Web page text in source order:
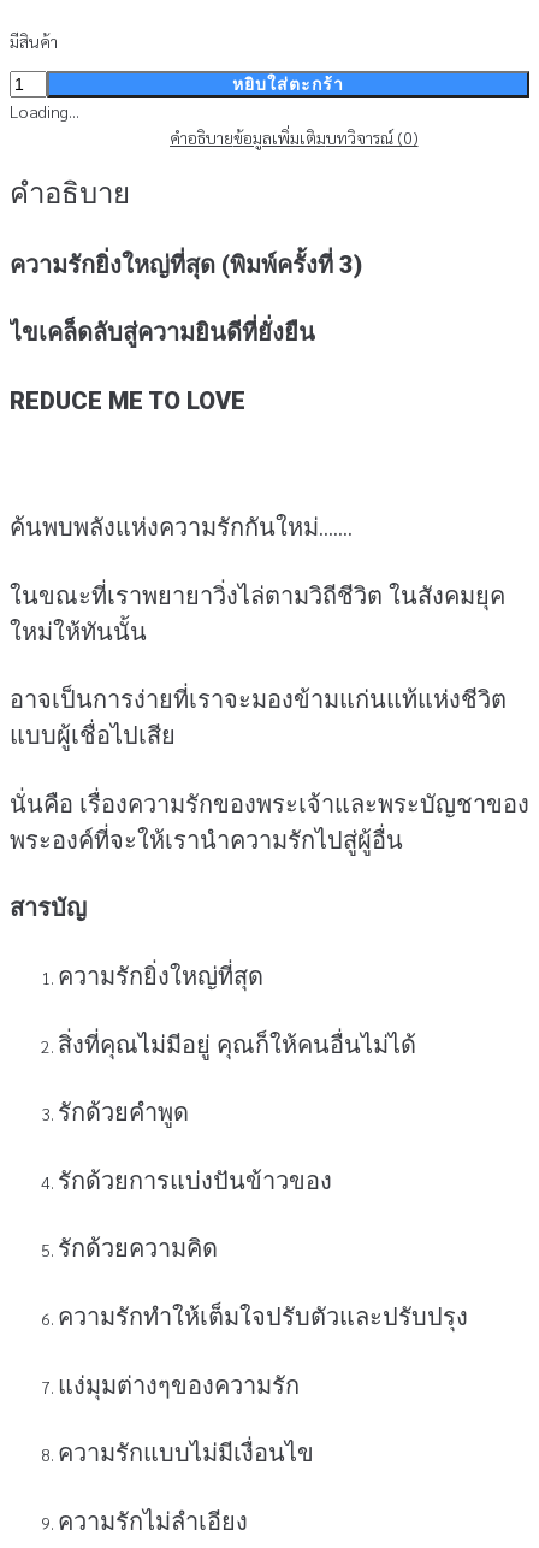
มีสินค้า
จำนวน
ความ
ใหญ่
หยิบใส่ตะกร้า
Loading...
คำอธิบายข้อมูลเพิ่มเติมบทวิจารณ์ (0)
คำอธิบาย
ความรักยิ่งใหญ่ที่สุด (พิมพ์ครั้งที่ 3)
ไขเคล็ดลับสู่ความยินดีที่ยั่งยืน
REDUCE ME TO LOVE
ค้นพบพลังแห่งความรักกันใหม่…….
ในขณะที่เราพยายาวิ่งไล่ตามวิถีชีวิต ในสังคมยุค
ใหม่ให้ทันนั้น
อาจเป็นการง่ายที่เราจะมองข้ามแก่นแท้แห่งชีวิต
แบบผู้เชื่อไปเสีย
นั่นคือ เรื่องความรักของพระเจ้าและพระบัญชาของ
พระองค์ที่จะให้เรานำความรักไปสู่ผู้อื่น
สารบัญ
ความรักยิ่งใหญ่ที่สุด
สิ่งที่คุณไม่มีอยู่ คุณก็ให้คนอื่นไม่ได้
รักด้วยคำพูด
รักด้วยการแบ่งปันข้าวของ
รักด้วยความคิด
ความรักทำให้เต็มใจปรับตัวและปรับปรุง
แง่มุมต่างๆของความรัก
ความรักแบบไม่มีเงื่อนไข
ความรักไม่ลำเอียง